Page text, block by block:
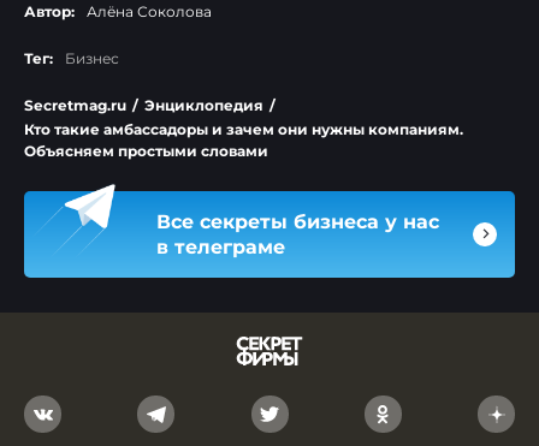
Автор: Алёна Соколова
Тег: Бизнес
Secretmag.ru / Энциклопедия /
Кто такие амбассадоры и зачем они нужны компаниям.
Объясняем простыми словами
Все секреты бизнеса у нас
в телеграме